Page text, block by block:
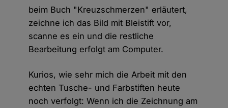
beim Buch "Kreuzschmerzen" erläutert,
zeichne ich das Bild mit Bleistift vor,
scanne es ein und die restliche
Bearbeitung erfolgt am Computer.
Kurios, wie sehr mich die Arbeit mit den
echten Tusche- und Farbstiften heute
noch verfolgt: Wenn ich die Zeichnung am